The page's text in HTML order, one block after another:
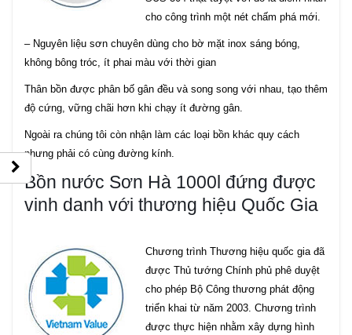
cho công trình một nét chấm phá mới.
– Nguyên liệu sơn chuyên dùng cho bờ mặt inox sáng bóng,
không bông tróc, ít phai màu với thời gian
Thân bồn được phân bố gân đều và song song với nhau, tạo thêm
độ cứng, vững chãi hơn khi chạy ít đường gân.
Ngoài ra chúng tôi còn nhận làm các loại bồn khác quy cách
nhưng phải có cùng đường kính.
Bồn nước Sơn Hà 1000l đứng được
vinh danh với thương hiệu Quốc Gia
Chương trình Thương hiệu quốc gia đã
được Thủ tướng Chính phủ phê duyệt
cho phép Bộ Công thương phát động
triển khai từ năm 2003. Chương trình
được thực hiện nhằm xây dựng hình